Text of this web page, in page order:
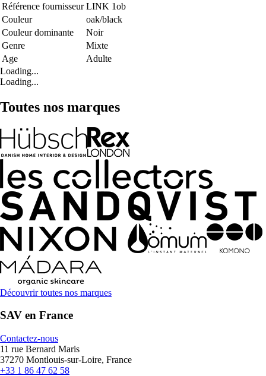
Référence fournisseur LINK 1ob
Couleur
oak/black
Couleur dominante
Noir
Genre
Mixte
Age
Adulte
Loading...
Loading...
Toutes nos marques
Découvrir toutes nos marques
SAV en France
Contactez-nous
11 rue Bernard Maris
37270 Montlouis-sur-Loire, France
+33 1 86 47 62 58